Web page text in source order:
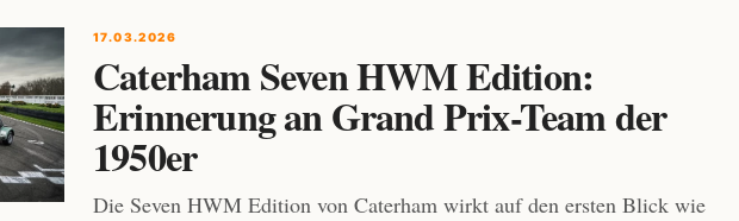
17.03.2026
Caterham Seven HWM Edition:
Erinnerung an Grand Prix-Team der
1950er
Die Seven HWM Edition von Caterham wirkt auf den ersten Blick wie